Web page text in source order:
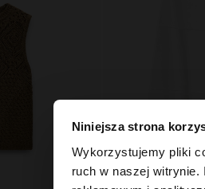
Niniejsza strona
Wykorzystujemy pliki
ruch w naszej witrynie.
witaj